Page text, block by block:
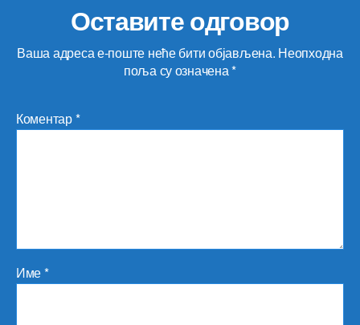
Оставите одговор
Ваша адреса е-поште неће бити објављена. Неопходна
поља су означена*
Коментар*
Име*